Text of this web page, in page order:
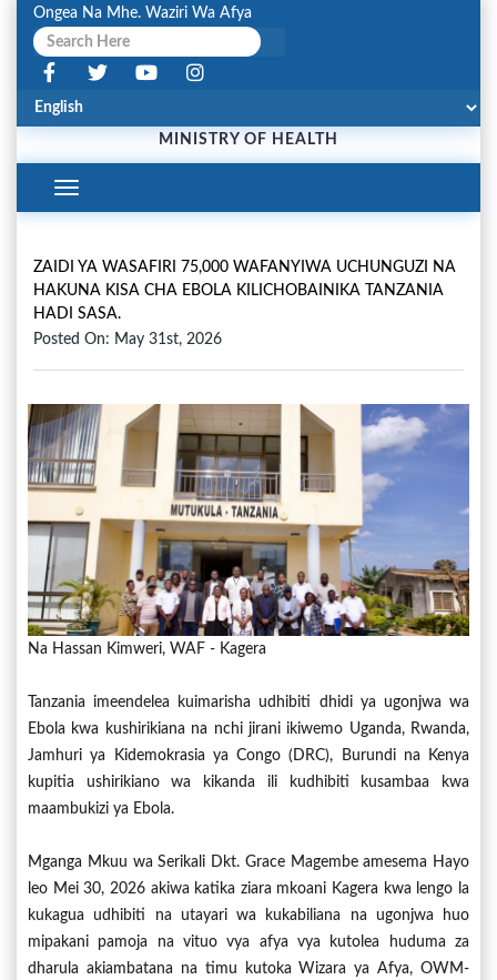
Ongea Na Mhe. Waziri Wa Afya
MINISTRY OF HEALTH
Toggle
Navigation
ZAIDI YA WASAFIRI 75,000 WAFANYIWA UCHUNGUZI NA
HAKUNA KISA CHA EBOLA KILICHOBAINIKA TANZANIA
HADI SASA.
Posted On: May 31st, 2026
Na Hassan Kimweri, WAF - Kagera
Tanzania imeendelea kuimarisha udhibiti dhidi ya ugonjwa wa
Ebola kwa kushirikiana na nchi jirani ikiwemo Uganda, Rwanda,
Jamhuri ya Kidemokrasia ya Congo (DRC), Burundi na Kenya
kupitia ushirikiano wa kikanda ili kudhibiti kusambaa kwa
maambukizi ya Ebola.
Mganga Mkuu wa Serikali Dkt. Grace Magembe amesema Hayo
leo Mei 30, 2026 akiwa katika ziara mkoani Kagera kwa lengo la
kukagua udhibiti na utayari wa kukabiliana na ugonjwa huo
mipakani pamoja na vituo vya afya vya kutolea huduma za
dharula akiambatana na timu kutoka Wizara ya Afya, OWM-